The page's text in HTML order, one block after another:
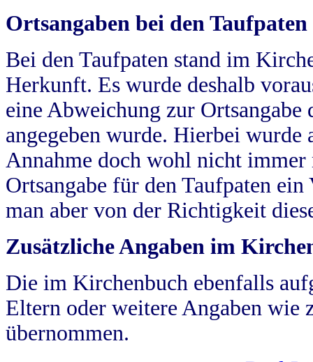
Ortsangaben bei den Taufpaten
Bei den Taufpaten stand im
Herkunft. Es wurde deshalb
eine Abweichung zur
angegeben wurde. Hierbei wurde
Annahme doch wohl nicht
Ortsangabe für den Taufpaten
man aber von der Richtigkeit
Zusätzliche Angaben im
Die im Kirchenbuch ebenfalls
Eltern oder weitere Angaben wie
übernommen.